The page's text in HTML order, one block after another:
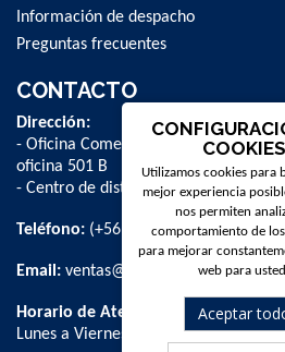
Información de despacho
Preguntas frecuentes
CONTACTO
Dirección:
- Oficina Comercial y administrativa:
oficina 501 B
- Centro de distribución: La Farfana
Teléfono: (+56 2) 2 584 8900
Email: ventas@dpschile.cl
Horario de Atención:
Lunes a Viernes / 09:00 a 16:00 hrs
COOKIES
Utilizamos cookies para
mejor experiencia
nos permiten
comportamiento de
para mejorar
web para
Aceptar